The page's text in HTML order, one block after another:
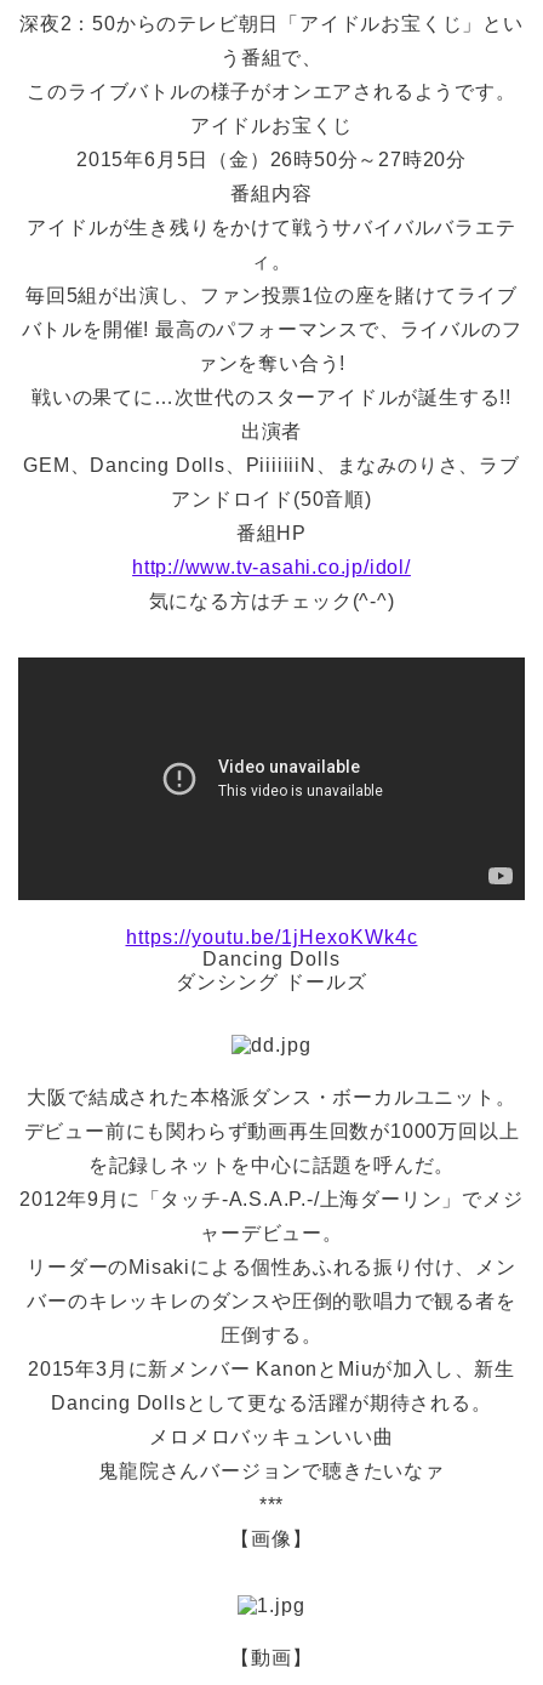
深夜2：50からのテレビ朝日「アイドルお宝くじ」とい
う番組で、
このライブバトルの様子がオンエアされるようです。
アイドルお宝くじ
2015年6月5日（金）26時50分～27時20分
番組内容
アイドルが生き残りをかけて戦うサバイバルバラエテ
ィ。
毎回5組が出演し、ファン投票1位の座を賭けてライブ
バトルを開催! 最高のパフォーマンスで、ライバルのフ
ァンを奪い合う!
戦いの果てに…次世代のスターアイドルが誕生する!!
出演者
GEM、Dancing Dolls、PiiiiiiiN、まなみのりさ、ラブ
アンドロイド(50音順)
番組HP
http://www.tv-asahi.co.jp/idol/
気になる方はチェック(^-^)
https://youtu.be/1jHexoKWk4c
Dancing Dolls
ダンシング ドールズ
大阪で結成された本格派ダンス・ボーカルユニット。
デビュー前にも関わらず動画再生回数が1000万回以上
を記録しネットを中心に話題を呼んだ。
2012年9月に「タッチ-A.S.A.P.-/上海ダーリン」でメジ
ャーデビュー。
リーダーのMisakiによる個性あふれる振り付け、メン
バーのキレッキレのダンスや圧倒的歌唱力で観る者を
圧倒する。
2015年3月に新メンバー KanonとMiuが加入し、新生
Dancing Dollsとして更なる活躍が期待される。
メロメロバッキュンいい曲
鬼龍院さんバージョンで聴きたいなァ
***
【画像】
【動画】